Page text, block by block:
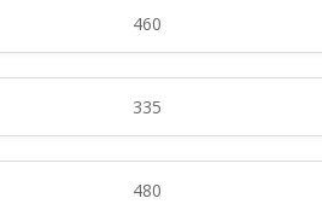
460
335
480